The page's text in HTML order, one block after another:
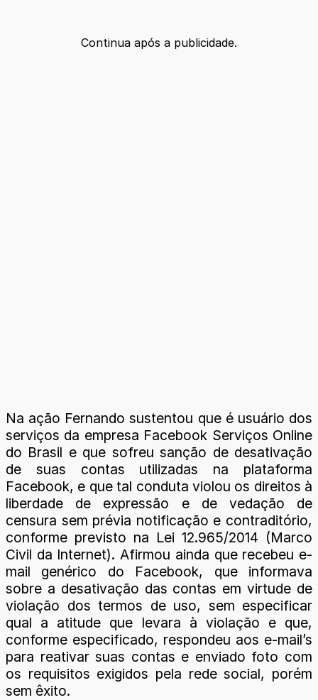
Continua após a publicidade.
Na ação Fernando sustentou que é usuário dos
serviços da empresa Facebook Serviços Online
do Brasil e que sofreu sanção de desativação
de suas contas utilizadas na plataforma
Facebook, e que tal conduta violou os direitos à
liberdade de expressão e de vedação de
censura sem prévia notificação e contraditório,
conforme previsto na Lei 12.965/2014 (Marco
Civil da Internet). Afirmou ainda que recebeu e-
mail genérico do Facebook, que informava
sobre a desativação das contas em virtude de
violação dos termos de uso, sem especificar
qual a atitude que levara à violação e que,
conforme especificado, respondeu aos e-mail’s
para reativar suas contas e enviado foto com
os requisitos exigidos pela rede social, porém
sem êxito.